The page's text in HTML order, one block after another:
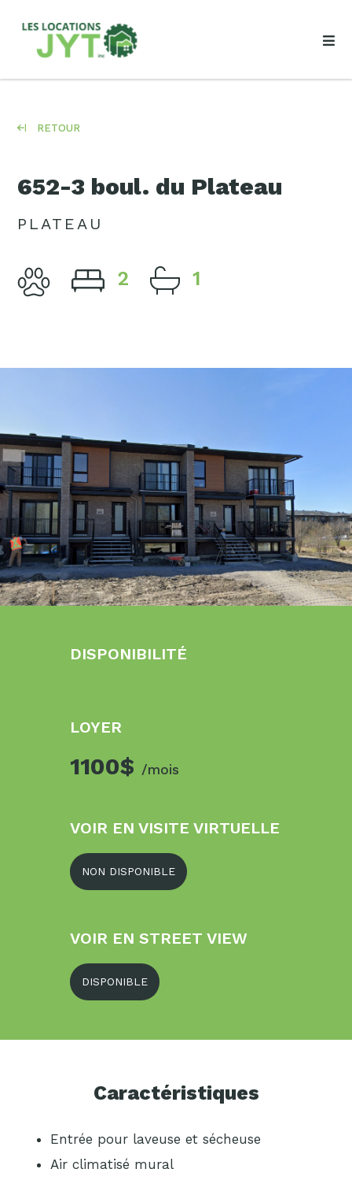
RETOUR
652-3 boul. du Plateau
PLATEAU
2 1
DISPONIBILITÉ
LOYER
1100$ /mois
VOIR EN VISITE VIRTUELLE
NON DISPONIBLE
VOIR EN STREET VIEW
DISPONIBLE
Caractéristiques
Entrée pour laveuse et sécheuse
Air climatisé mural